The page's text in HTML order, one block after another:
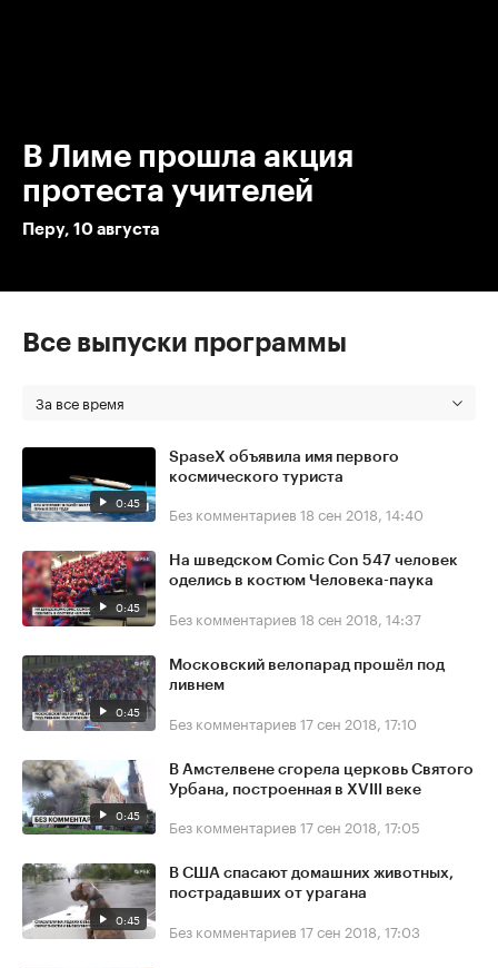
В Лиме прошла акция
протеста учителей
Перу, 10 августа
Все выпуски программы
За все время
0:45
SpaseX объявила имя первого
космического туриста
Без комментариев 18 сен 2018, 14:40
0:45
На шведском Comic Con 547 человек
оделись в костюм Человека-паука
Без комментариев 18 сен 2018, 14:37
0:45
Московский велопарад прошёл под
ливнем
Без комментариев 17 сен 2018, 17:10
0:45
В Амстелвене сгорела церковь Святого
Урбана, построенная в XVIII веке
Без комментариев 17 сен 2018, 17:05
0:45
В США спасают домашних животных,
пострадавших от урагана
Без комментариев 17 сен 2018, 17:03